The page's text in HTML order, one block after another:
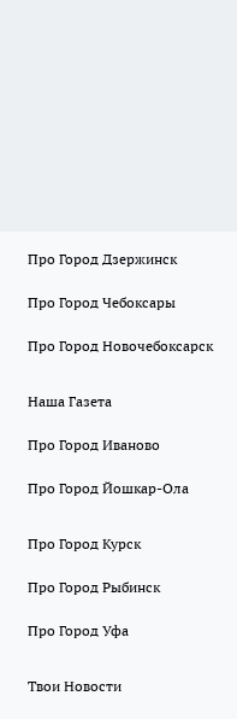
Про Город Дзержинск
Про Город Чебоксары
Про Город Новочебоксарск
Наша Газета
Про Город Иваново
Про Город Йошкар-Ола
Про Город Курск
Про Город Рыбинск
Про Город Уфа
Твои Новости